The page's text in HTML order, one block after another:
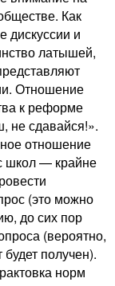
Как
дискуссии и
латышей,
Отношение
к реформе
не сдавайся!».
отношение
школ — крайне
(это можно
до сих пор
(вероятно,
получен).
норм